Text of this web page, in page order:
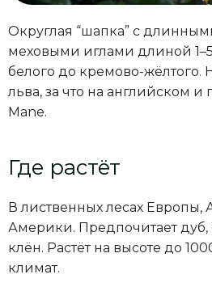
Округлая “шапка” с
меховыми иглами длиной
белого до кремово-жёлтого.
льва, за что на английском и
Mane.
Где растёт
В лиственных лесах Европы,
Америки. Предпочитает дуб,
клён. Растёт на высоте до
климат.